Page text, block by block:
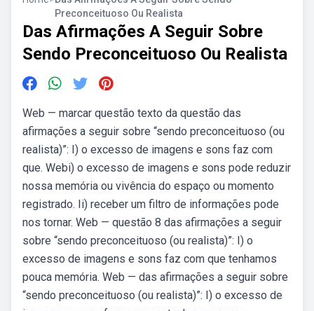
Preconceituoso Ou Realista
Das Afirmações A Seguir Sobre
Sendo Preconceituoso Ou Realista
Web — marcar questão texto da questão das
afirmações a seguir sobre “sendo preconceituoso (ou
realista)”: I) o excesso de imagens e sons faz com
que. Webi) o excesso de imagens e sons pode reduzir
nossa memória ou vivência do espaço ou momento
registrado. Ii) receber um filtro de informações pode
nos tornar. Web — questão 8 das afirmações a seguir
sobre “sendo preconceituoso (ou realista)”: I) o
excesso de imagens e sons faz com que tenhamos
pouca memória. Web — das afirmações a seguir sobre
“sendo preconceituoso (ou realista)”: I) o excesso de